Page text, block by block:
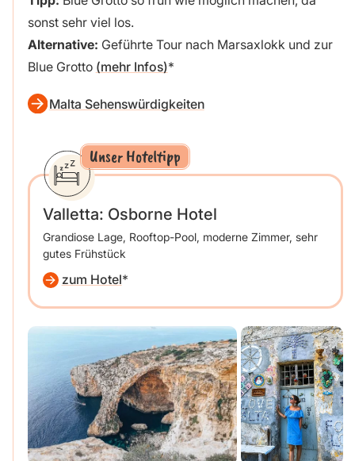
sonst sehr viel los.
Alternative: Geführte Tour nach Marsaxlokk und zur
Blue Grotto (mehr Infos)
Malta Sehenswürdigkeiten
Unser Hoteltipp
Valletta: Osborne Hotel
Grandiose Lage, Rooftop-Pool, moderne Zimmer, sehr
gutes Frühstück
zum Hotel